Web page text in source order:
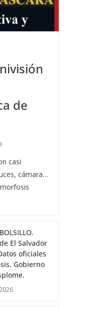
de
casi
cámara…
El Salvador
oficiales
Gobierno